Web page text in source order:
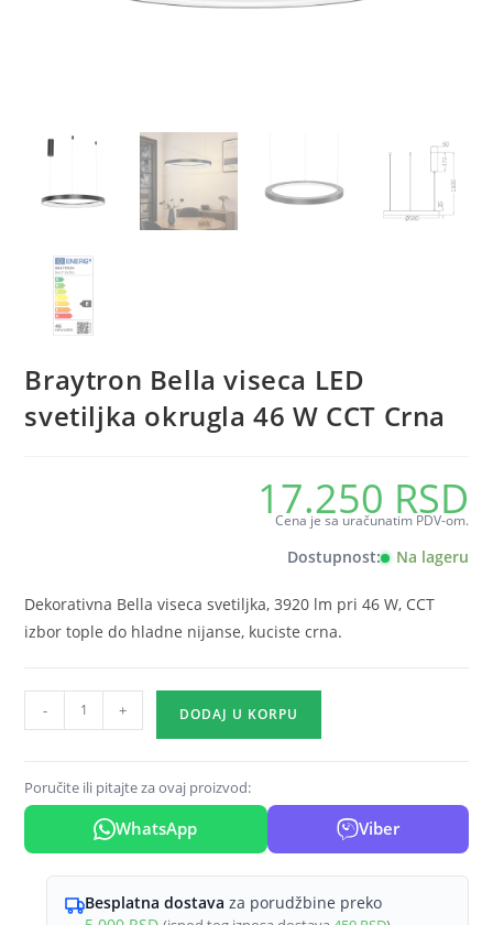
Braytron Bella viseca LED
svetiljka okrugla 46 W CCT Crna
17.250 RSD
Cena je sa uračunatim PDV-om.
Dostupnost: Na lageru
Dekorativna Bella viseca svetiljka, 3920 lm pri 46 W, CCT
izbor tople do hladne nijanse, kuciste crna.
Braytron
Bella
LED
svetiljka
- + DODAJ U KORPU
Poručite ili pitajte za ovaj proizvod:
WhatsApp Viber
Besplatna dostava za porudžbine preko